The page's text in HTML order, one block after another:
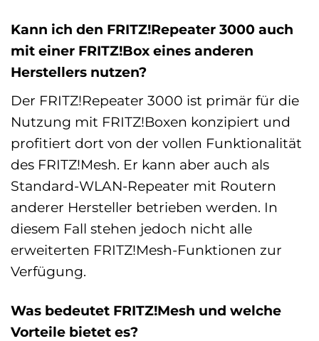
Kann ich den FRITZ!Repeater 3000 auch
mit einer FRITZ!Box eines anderen
Herstellers nutzen?
Der FRITZ!Repeater 3000 ist primär für die
Nutzung mit FRITZ!Boxen konzipiert und
profitiert dort von der vollen Funktionalität
des FRITZ!Mesh. Er kann aber auch als
Standard-WLAN-Repeater mit Routern
anderer Hersteller betrieben werden. In
diesem Fall stehen jedoch nicht alle
erweiterten FRITZ!Mesh-Funktionen zur
Verfügung.
Was bedeutet FRITZ!Mesh und welche
Vorteile bietet es?